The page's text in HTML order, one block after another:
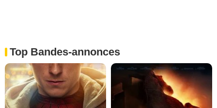
Top Bandes-annonces